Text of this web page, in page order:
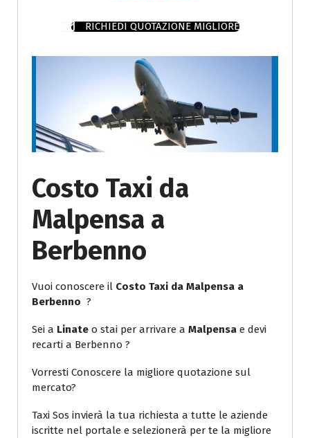
RICHIEDI QUOTAZIONE MIGLIORE
Costo Taxi da
Malpensa a
Berbenno
Vuoi conoscere il Costo Taxi da Malpensa a
Berbenno ?
Sei a Linate o stai per arrivare a Malpensa e devi
recarti a Berbenno ?
Vorresti Conoscere la migliore quotazione sul
mercato?
Taxi Sos invierà la tua richiesta a tutte le aziende
iscritte nel portale e selezionerà per te la migliore